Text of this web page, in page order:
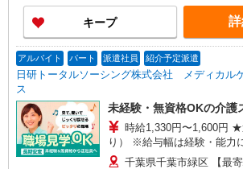
キープ
アルバイト パート 派遣社員 紹介予定派遣
日研トータルソーシング株式会社 メディカル
ス
未経験・無資格OKの介護
時給1,330円〜1,600円
り） ※給与幅は経験・能力
千葉県千葉市緑区 【最